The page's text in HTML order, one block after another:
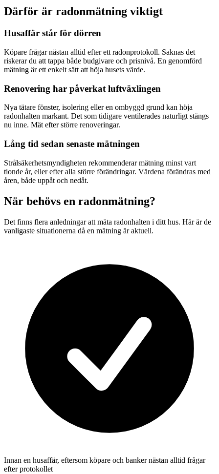
Därför är radonmätning viktigt
Husaffär står för dörren
Köpare frågar nästan alltid efter ett radonprotokoll. Saknas det
riskerar du att tappa både budgivare och prisnivå. En genomförd
mätning är ett enkelt sätt att höja husets värde.
Renovering har påverkat luftväxlingen
Nya tätare fönster, isolering eller en ombyggd grund kan höja
radonhalten markant. Det som tidigare ventilerades naturligt stängs
nu inne. Mät efter större renoveringar.
Lång tid sedan senaste mätningen
Strålsäkerhetsmyndigheten rekommenderar mätning minst vart
tionde år, eller efter alla större förändringar. Värdena förändras med
åren, både uppåt och nedåt.
När behövs en radonmätning?
Det finns flera anledningar att mäta radonhalten i ditt hus. Här är de
vanligaste situationerna då en mätning är aktuell.
Innan en husaffär, eftersom köpare och banker nästan alltid frågar
efter protokollet